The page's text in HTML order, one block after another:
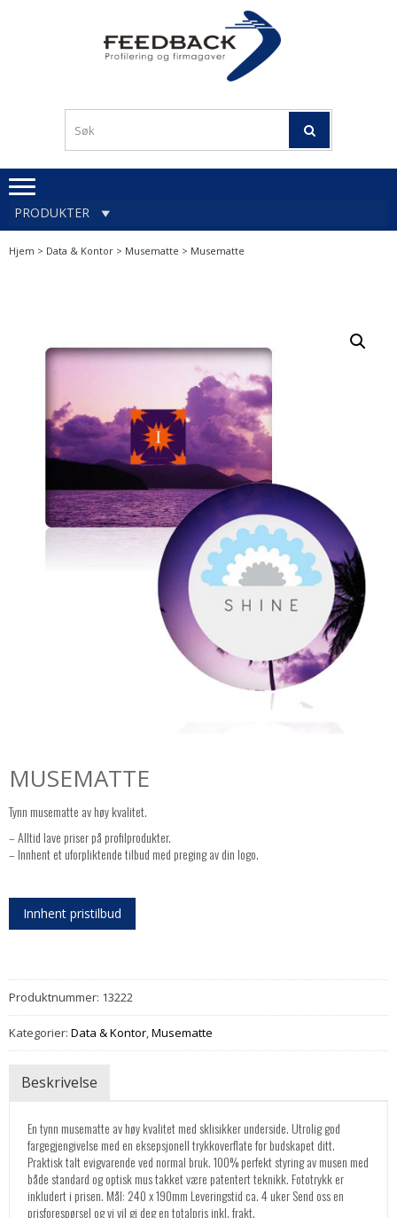
PRODUKTER
Hjem > Data & Kontor > Musematte > Musematte
MUSEMATTE
Tynn musematte av høy kvalitet.
– Alltid lave priser på profilprodukter.
– Innhent et uforpliktende tilbud med preging av din logo.
Innhent pristilbud
Produktnummer: 13222
Kategorier: Data & Kontor,Musematte
Beskrivelse
En tynn musematte av høy kvalitet med sklisikker underside. Utrolig god
fargegjengivelse med en eksepsjonell trykkoverflate for budskapet ditt.
Praktisk talt evigvarende ved normal bruk. 100% perfekt styring av musen med
både standard og optisk mus takket være patentert teknikk. Fototrykk er
inkludert i prisen. Mål: 240 x 190mm Leveringstid ca. 4 uker Send oss en
prisforespørsel og vi vil gi deg en totalpris inkl. frakt.